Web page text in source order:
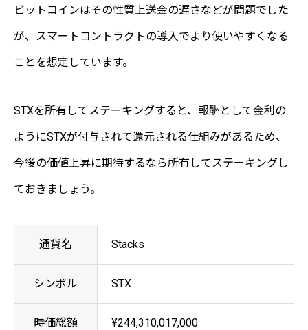
ビットコインはその性質上送金の遅さなどが問題でした
が、スマートコントラクトの導入でより使いやすくなる
ことを想定しています。
STXを所有してステーキングすると、報酬として金利の
ようにSTXが付与されて還元される仕組みがあるため、
今後の価値上昇に期待するなら所有してステーキングし
ておきましょう。
通貨名 Stacks
シンボル STX
時価総額 ¥244,310,017,000